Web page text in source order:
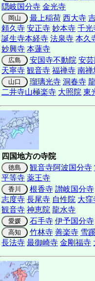
隠岐国分寺 金光寺
岡山 最上稲荷 西大寺
頼久寺 安正寺 妙本寺 千光
誕生寺本経寺 法泉寺 本久
妙興寺 本蓮寺
広島 安国寺不動院 安
天寧寺 観音寺 福禅寺 南禅
山口 瑠璃光寺 洞春寺
二井寺山極楽寺 大照院 東
四国地方の寺院
徳島 観音寺阿波国分寺
平等寺 薬王寺
香川 根香寺 讃岐国分寺
志度寺 長尾寺 自性院 大窪
観音寺 神恵院 龍水寺
愛媛 石手寺 伊予国分寺
高知 竹林寺 善楽寺 雪
長法寺 最御崎寺 金剛福寺